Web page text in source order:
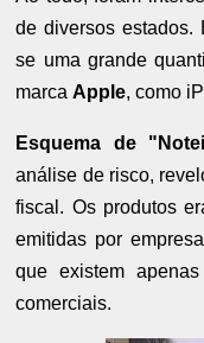
de diversos estados.
se uma grande
marcaApple, como
Esquema de
análise de risco,
fiscal. Os produtos
emitidas por
que existem
comerciais.